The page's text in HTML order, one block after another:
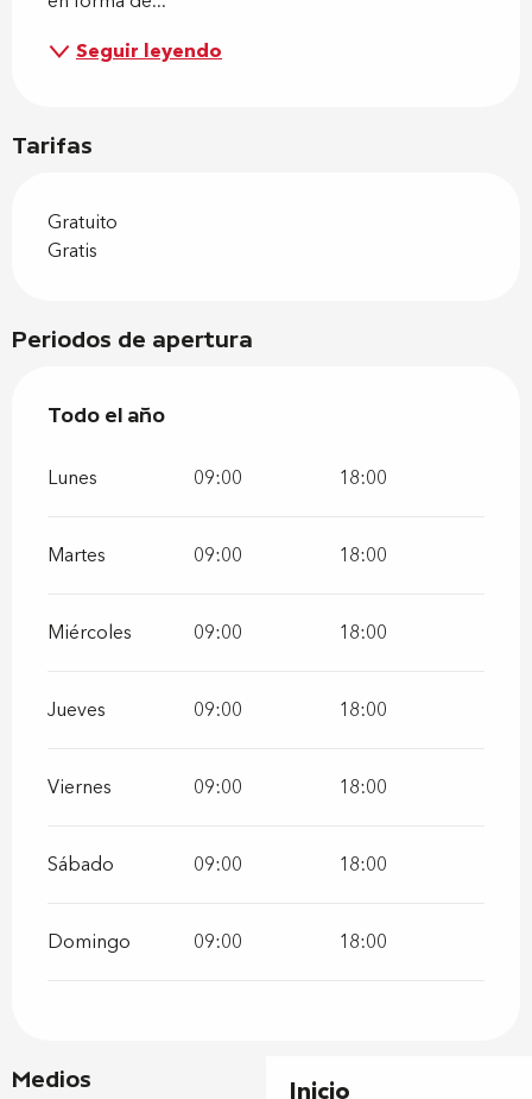
Inicio
Seguir leyendo
Tarifas
Gratuito
Gratis
Periodos de apertura
Todo el año
Todo el año
Lunes 09:00 18:00
Martes 09:00 18:00
Miércoles 09:00 18:00
Jueves 09:00 18:00
Viernes 09:00 18:00
Sábado 09:00 18:00
Domingo 09:00 18:00
Medios